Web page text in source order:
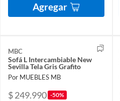
Agregar
MBC
Sofá L Intercambiable New
Sevilla Tela Gris Grafito
Por MUEBLES MB
$ 249.990 -50%